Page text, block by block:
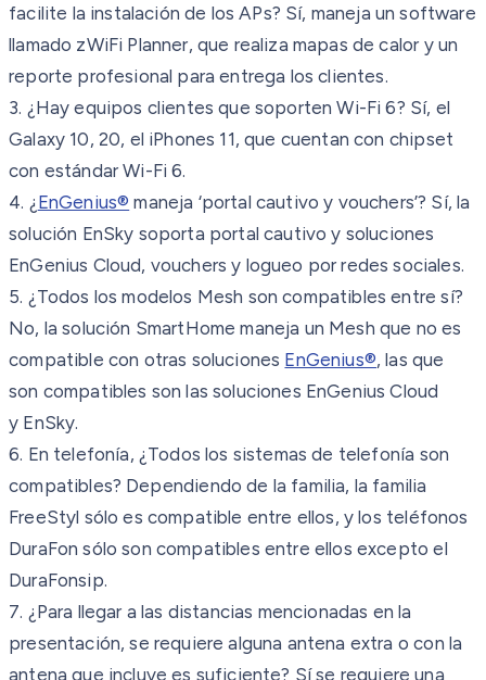
facilite la instalación de los APs? Sí, maneja un software
llamado zWiFi Planner, que realiza mapas de calor y un
reporte profesional para entrega los clientes.
3. ¿Hay equipos clientes que soporten Wi-Fi 6? Sí, el
Galaxy 10, 20, el iPhones 11, que cuentan con chipset
con estándar Wi-Fi 6.
4. ¿ EnGenius® maneja ‘portal cautivo y vouchers’? Sí, la
solución EnSky soporta portal cautivo y soluciones
EnGenius Cloud, vouchers y logueo por redes sociales.
5. ¿Todos los modelos Mesh son compatibles entre sí?
No, la solución SmartHome maneja un Mesh que no es
compatible con otras soluciones EnGenius®, las que
son compatibles son las soluciones EnGenius Cloud
y EnSky.
6. En telefonía, ¿Todos los sistemas de telefonía son
compatibles? Dependiendo de la familia, la familia
FreeStyl sólo es compatible entre ellos, y los teléfonos
DuraFon sólo son compatibles entre ellos excepto el
DuraFonsip.
7. ¿Para llegar a las distancias mencionadas en la
presentación, se requiere alguna antena extra o con la
antena que incluye es suficiente? Sí se requiere una